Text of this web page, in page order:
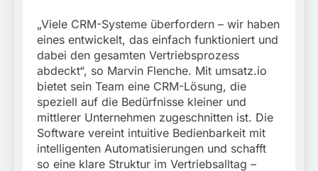
„Viele CRM-Systeme überfordern – wir haben
eines entwickelt, das einfach funktioniert und
dabei den gesamten Vertriebsprozess
abdeckt“, so Marvin Flenche. Mit umsatz.io
bietet sein Team eine CRM-Lösung, die
speziell auf die Bedürfnisse kleiner und
mittlerer Unternehmen zugeschnitten ist. Die
Software vereint intuitive Bedienbarkeit mit
intelligenten Automatisierungen und schafft
so eine klare Struktur im Vertriebsalltag –